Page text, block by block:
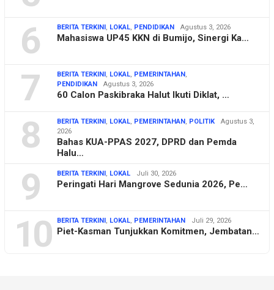
6 BERITA TERKINI LOKAL PENDIDIKAN Agustus 3, 2026
Mahasiswa UP45 KKN di Bumijo, Sinergi Ka…
7 BERITA TERKINI LOKAL PEMERINTAHAN
PENDIDIKAN
Agustus 3, 2026
60 Calon Paskibraka Halut Ikuti Diklat, …
8 BERITA TERKINI LOKAL PEMERINTAHAN POLITIK
Agustus 3,
2026
Bahas KUA-PPAS 2027, DPRD dan Pemda
Halu…
9 BERITA TERKINI LOKAL Juli 30, 2026
Peringati Hari Mangrove Sedunia 2026, Pe…
10 BERITA TERKINI LOKAL PEMERINTAHAN Juli 29, 2026
Piet-Kasman Tunjukkan Komitmen, Jembatan…